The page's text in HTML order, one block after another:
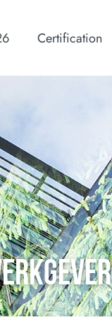
Certification